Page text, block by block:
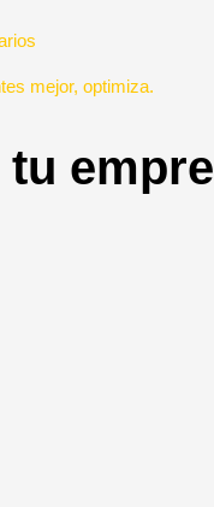
mejor, optimiza.